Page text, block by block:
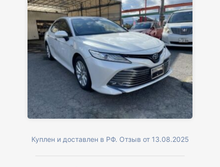
Куплен и доставлен в РФ. Отзыв от 13.08.2025